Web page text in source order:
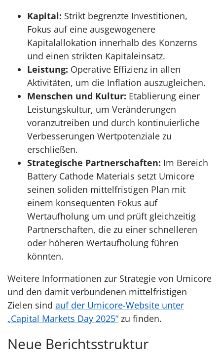
Kapital: Strikt begrenzte Investitionen,
Fokus auf eine ausgewogenere
Kapitalallokation innerhalb des Konzerns
und einen strikten Kapitaleinsatz.
Leistung: Operative Effizienz in allen
Aktivitäten, um die Inflation auszugleichen.
Menschen und Kultur: Etablierung einer
Leistungskultur, um Veränderungen
voranzutreiben und durch kontinuierliche
Verbesserungen Wertpotenziale zu
erschließen.
Strategische Partnerschaften: Im Bereich
Battery Cathode Materials setzt Umicore
seinen soliden mittelfristigen Plan mit
einem konsequenten Fokus auf
Wertaufholung um und prüft gleichzeitig
Partnerschaften, die zu einer schnelleren
oder höheren Wertaufholung führen
könnten.
Weitere Informationen zur Strategie von Umicore
und den damit verbundenen mittelfristigen
Zielen sind auf der Umicore-Website unter
„Capital Markets Day 2025“ zu finden.
Neue Berichtsstruktur